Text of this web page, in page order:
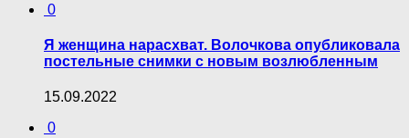
0
Я женщина нарасхват. Волочкова опубликовала
постельные снимки с новым возлюбленным
15.09.2022
0